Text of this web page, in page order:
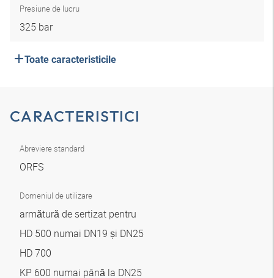
Presiune de lucru
325 bar
Toate caracteristicile
CARACTERISTICI
Abreviere standard
ORFS
Domeniul de utilizare
armătură de sertizat pentru
HD 500 numai DN19 și DN25
HD 700
KP 600 numai până la DN25